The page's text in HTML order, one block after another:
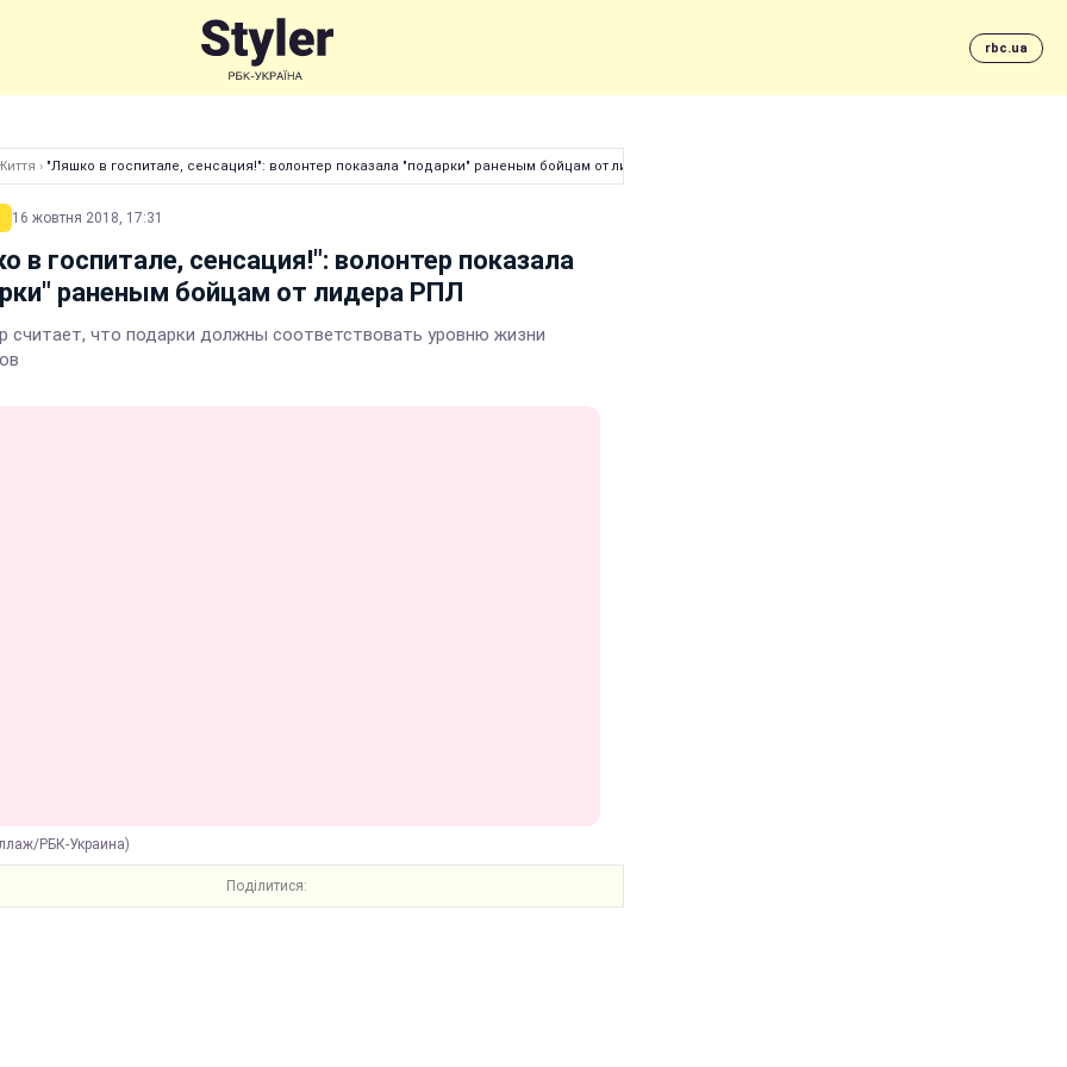
rbc.ua
› "Ляшко в госпитале, сенсация!": волонтер показала "подарки" раненым бойцам от лидера РПЛ
16 жовтня 2018, 17:31
в госпитале, сенсация!": волонтер показала
раненым бойцам от лидера РПЛ
считает, что подарки должны соответствовать уровню жизни
РБК-Украина)
Поділитися: